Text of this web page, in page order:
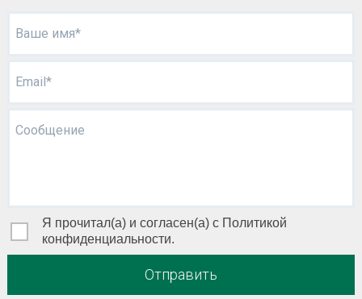
Ваше имя*
Email*
Сообщение
Я прочитал(а) и согласен(а) с Политикой
конфиденциальности.
Отправить